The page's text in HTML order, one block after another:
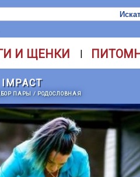
И ЩЕНКИ |
ПАРЫ / РОДОСЛОВНАЯ